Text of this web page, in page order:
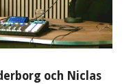
och Niclas